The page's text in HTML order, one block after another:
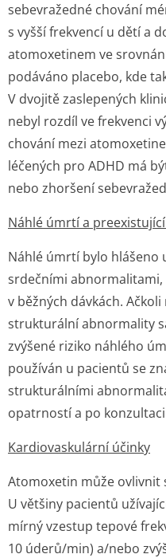
sebevražedné chování
s vyšší frekvencí u dětí a
atomoxetinem ve
podáváno placebo, kde
V dvojitě zaslepených
nebyl rozdíl ve frekvenci
chování mezi
léčených pro ADHD má
nebo zhoršení
Náhlé úmrtí a
Náhlé úmrtí bylo
srdečními
v běžných dávkách.
strukturální abnormality
zvýšené riziko náhlého
používán u pacientů se
strukturálními
opatrností a po
Kardiovaskulární účinky
Atomoxetin může ovlivnit
U většiny pacientů
mírný vzestup tepové
10 úderů/min) a/nebo